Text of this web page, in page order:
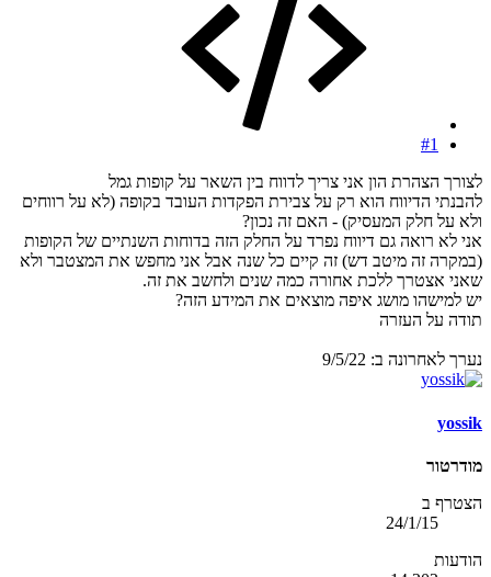
#1
לצורך הצהרת הון אני צריך לדווח בין השאר על קופות גמל
להבנתי הדיווח הוא רק על צבירת הפקדות העובד בקופה (לא על רווחים
ולא על חלק המעסיק) - האם זה נכון?
אני לא רואה גם דיווח נפרד על החלק הזה בדוחות השנתיים של הקופות
(במקרה זה מיטב דש) זה קיים כל שנה אבל אני מחפש את המצטבר ולא
שאני אצטרך ללכת אחורה כמה שנים ולחשב את זה.
יש למישהו מושג איפה מוצאים את המידע הזה?
תודה על העזרה
נערך לאחרונה ב: 9/5/22
yossik
מודרטור
הצטרף ב
24/1/15
הודעות